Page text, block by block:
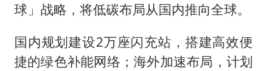
球」战略，将低碳布局从国内推向全球。
国内规划建设2万座闪充站，搭建高效便
捷的绿色补能网络；海外加速布局，计划